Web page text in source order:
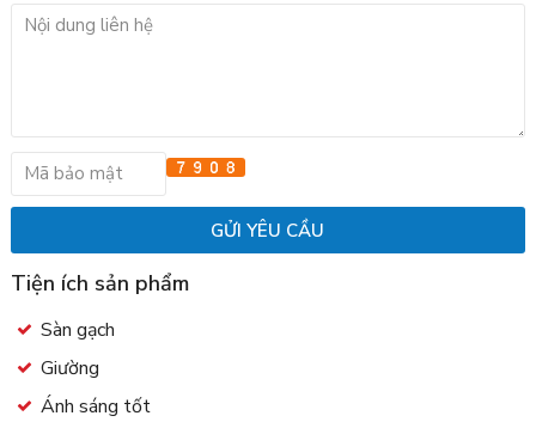
Tiện ích sản phẩm
Sàn gạch
Giường
Ánh sáng tốt